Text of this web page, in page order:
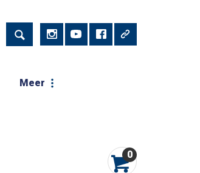
Meer
0